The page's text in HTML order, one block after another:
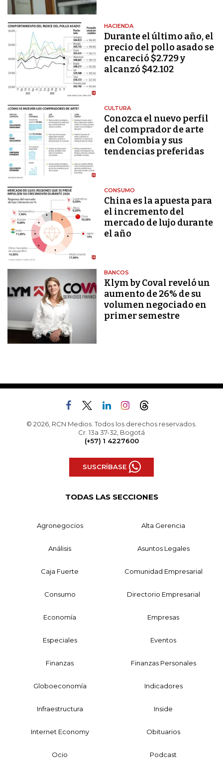
HACIENDA
Durante el último año, el
precio del pollo asado se
encareció $2.729 y
alcanzó $42.102
CULTURA
Conozca el nuevo perfil
del comprador de arte
en Colombia y sus
tendencias preferidas
CONSUMO
China es la apuesta para
el incremento del
mercado de lujo durante
el año
BANCOS
Klym by Coval reveló un
aumento de 26% de su
volumen negociado en
primer semestre
© 2026, RCN Medios. Todos los derechos reservados.
Cr. 13a 37-32, Bogotá
(+57) 1 4227600
SUSCRÍBASE
TODAS LAS SECCIONES
Agronegocios Alta Gerencia
Análisis Asuntos Legales
Caja Fuerte Comunidad Empresarial
Consumo Directorio Empresarial
Economía Empresas
Especiales Eventos
Finanzas Finanzas Personales
Globoeconomía Indicadores
Infraestructura Inside
Internet Economy Obituarios
Ocio Podcast